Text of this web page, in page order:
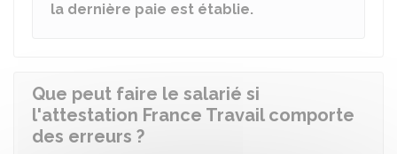
la dernière paie est établie.
Que peut faire le salarié si
l'attestation France Travail comporte
des erreurs ?